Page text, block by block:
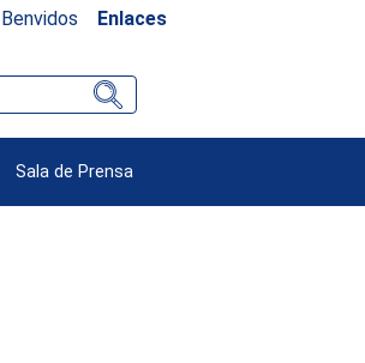
Benvidos Enlaces
Sala de Prensa